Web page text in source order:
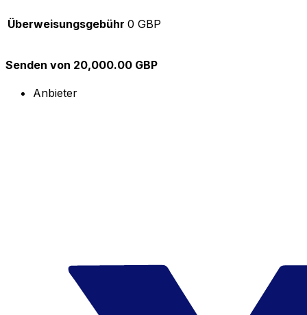
Überweisungsgebühr 0 GBP
Senden von 20,000.00 GBP
Anbieter